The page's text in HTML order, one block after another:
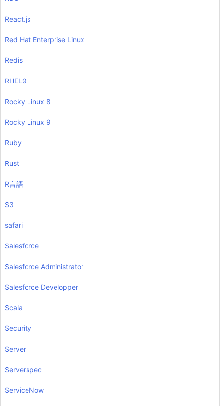
React.js
Red Hat Enterprise Linux
Redis
RHEL9
Rocky Linux 8
Rocky Linux 9
Ruby
Rust
R言語
S3
safari
Salesforce
Salesforce Administrator
Salesforce Developper
Scala
Security
Server
Serverspec
ServiceNow